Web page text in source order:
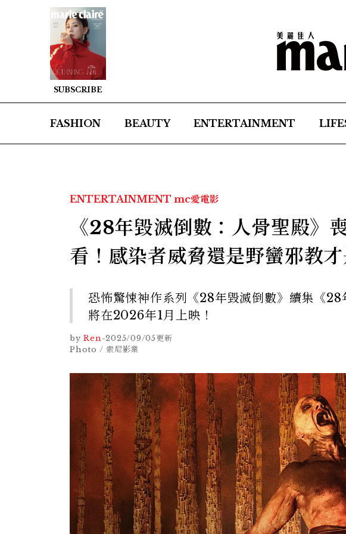
SUBSCRIBE
FASHION BEAUTY ENTERTAINMENT
ENTERTAINMENT mc愛電影
《28年毀滅倒數：人骨聖殿》
看！感染者威脅還是野蠻邪教
恐怖驚悚神作系列《28年毀滅倒數》續集《
將在2026年1月上映！
by Ren-2025/09/05更新
Photo / 索尼影業